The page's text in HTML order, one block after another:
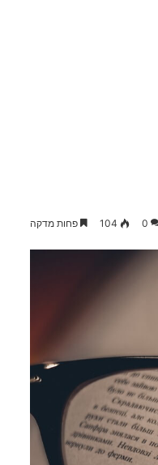
0
104 פחות מדקה